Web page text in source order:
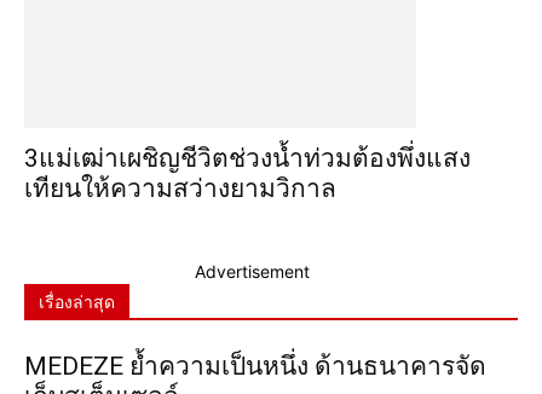
3แม่เฒ่าเผชิญชีวิตช่วงน้ำท่วมต้องพึ่งแสง
เทียนให้ความสว่างยามวิกาล
Advertisement
เรื่องล่าสุด
MEDEZE ย้ำความเป็นหนึ่ง ด้านธนาคารจัด